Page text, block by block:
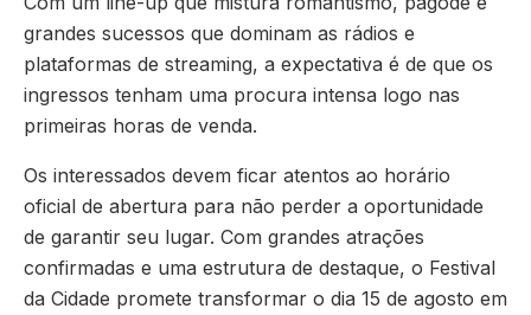
grandes sucessos que dominam as rádios e
plataformas de streaming, a expectativa é de que os
ingressos tenham uma procura intensa logo nas
primeiras horas de venda.
Os interessados devem ficar atentos ao horário
oficial de abertura para não perder a oportunidade
de garantir seu lugar. Com grandes atrações
confirmadas e uma estrutura de destaque, o Festival
da Cidade promete transformar o dia 15 de agosto em